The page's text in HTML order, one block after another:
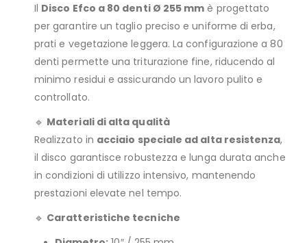
Il Disco Efco a 80 denti Ø 255 mm è progettato
per garantire un taglio preciso e uniforme di erba,
prati e vegetazione leggera. La configurazione a 80
denti permette una triturazione fine, riducendo al
minimo residui e assicurando un lavoro pulito e
controllato.
🔹 Materiali di alta qualità
Realizzato in acciaio speciale ad alta resistenza,
il disco garantisce robustezza e lunga durata anche
in condizioni di utilizzo intensivo, mantenendo
prestazioni elevate nel tempo.
🔹 Caratteristiche tecniche